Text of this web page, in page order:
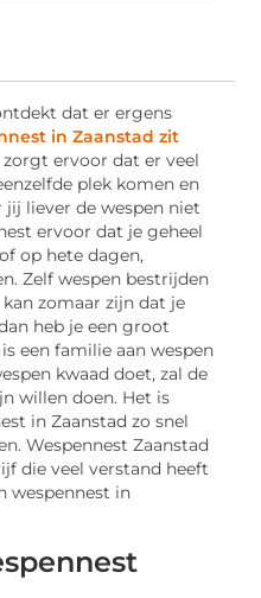
dat er ergens
in Zaanstad zit
ervoor dat er veel
plek komen en
jij liever de wespen niet
ervoor dat je geheel
op hete dagen,
Zelf wespen bestrijden
zomaar zijn dat je
heb je een groot
een familie aan wespen
kwaad doet, zal de
willen doen. Het is
in Zaanstad zo snel
Wespennest Zaanstad
die veel verstand heeft
wespennest in